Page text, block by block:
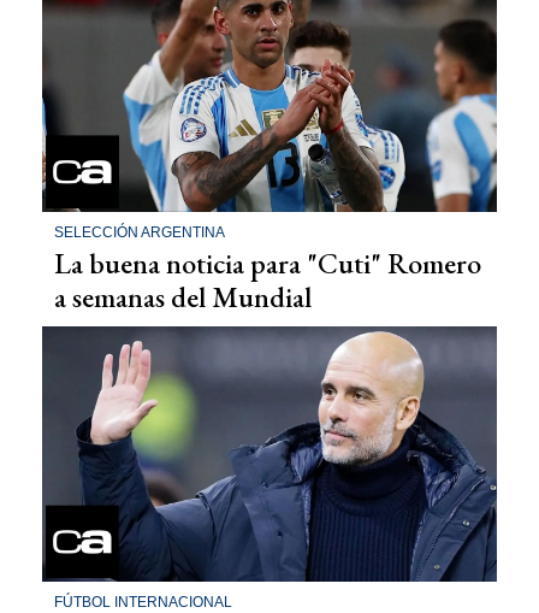
SELECCIÓN ARGENTINA
La buena noticia para "Cuti" Romero
a semanas del Mundial
FÚTBOL INTERNACIONAL